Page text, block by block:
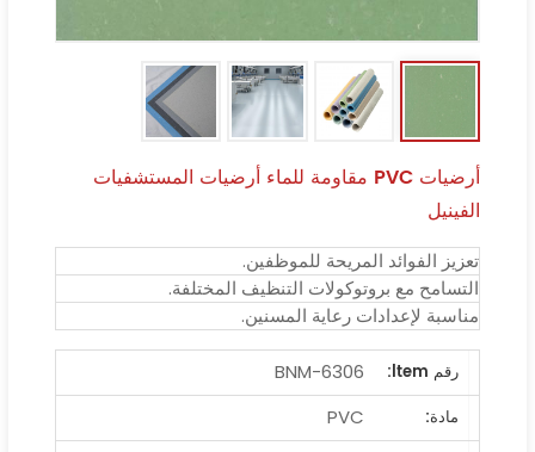
أرضيات PVC مقاومة للماء أرضيات المستشفيات
الفينيل
تعزيز الفوائد المريحة للموظفين.
التسامح مع بروتوكولات التنظيف المختلفة.
مناسبة لإعدادات رعاية المسنين.
رقم ltem:
BNM-6306
مادة:
PVC